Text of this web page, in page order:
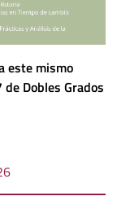
este mismo
Dobles Grados